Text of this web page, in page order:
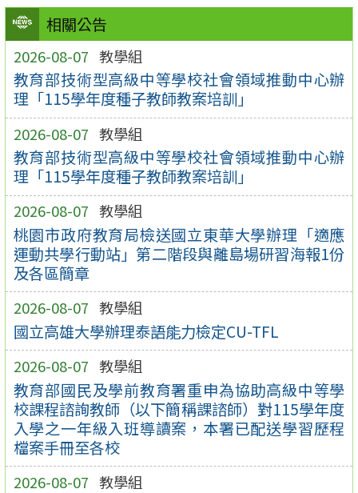
相關公告
2026-08-07 教學組
教育部技術型高級中等學校社會領域推動中心辦
理「115學年度種子教師教案培訓」
2026-08-07 教學組
教育部技術型高級中等學校社會領域推動中心辦
理「115學年度種子教師教案培訓」
2026-08-07 教學組
桃園市政府教育局檢送國立東華大學辦理「適應
運動共學行動站」第二階段與離島場研習海報1份
及各區簡章
2026-08-07 教學組
國立高雄大學辦理泰語能力檢定CU-TFL
2026-08-07 教學組
教育部國民及學前教育署重申為協助高級中等學
校課程諮詢教師（以下簡稱課諮師）對115學年度
入學之一年級入班導讀案，本署已配送學習歷程
檔案手冊至各校
2026-08-07 教學組